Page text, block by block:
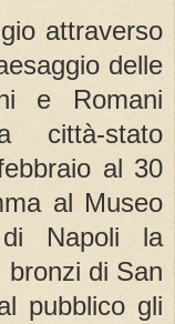
attraverso
delle
e Romani
città-stato
al 30
al Museo
di Napoli la
bronzi di San
pubblico gli